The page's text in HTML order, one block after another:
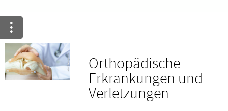
Ratgeber
Krankheiten & Therapie
HOMÖOPATHIE
Orthopädische
Erkrankungen und
Verletzungen